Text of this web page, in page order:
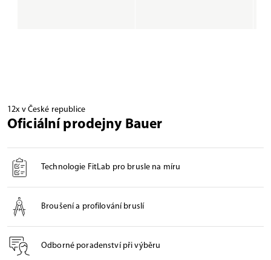
12x v České republice
Oficiální prodejny Bauer
Technologie FitLab pro brusle na míru
Broušení a profilování bruslí
Odborné poradenství při výběru